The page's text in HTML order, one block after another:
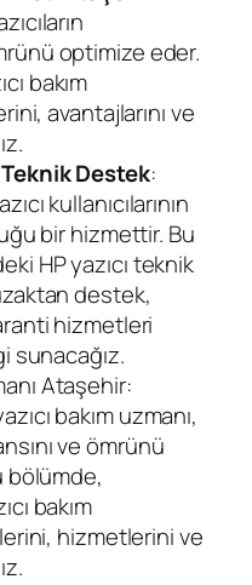
optimize eder.
bakım
avantajlarını ve
Teknik Destek:
kullanıcılarının
bir hizmettir. Bu
HP yazıcı teknik
destek,
hizmetleri
sunacağız.
Ataşehir:
bakım uzmanı,
ve ömrünü
bölümde,
bakım
hizmetlerini ve